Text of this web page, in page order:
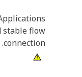
stable flow
connection.